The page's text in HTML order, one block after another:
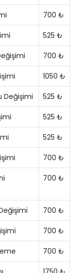
700 ₺
525 ₺
700 ₺
1050 ₺
Değişimi 525 ₺
525 ₺
525 ₺
700 ₺
700 ₺
700 ₺
700 ₺
700 ₺